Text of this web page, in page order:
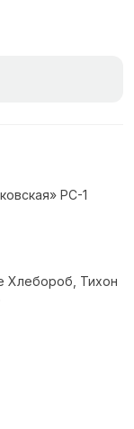
РС-1
Хлебороб, Тихон